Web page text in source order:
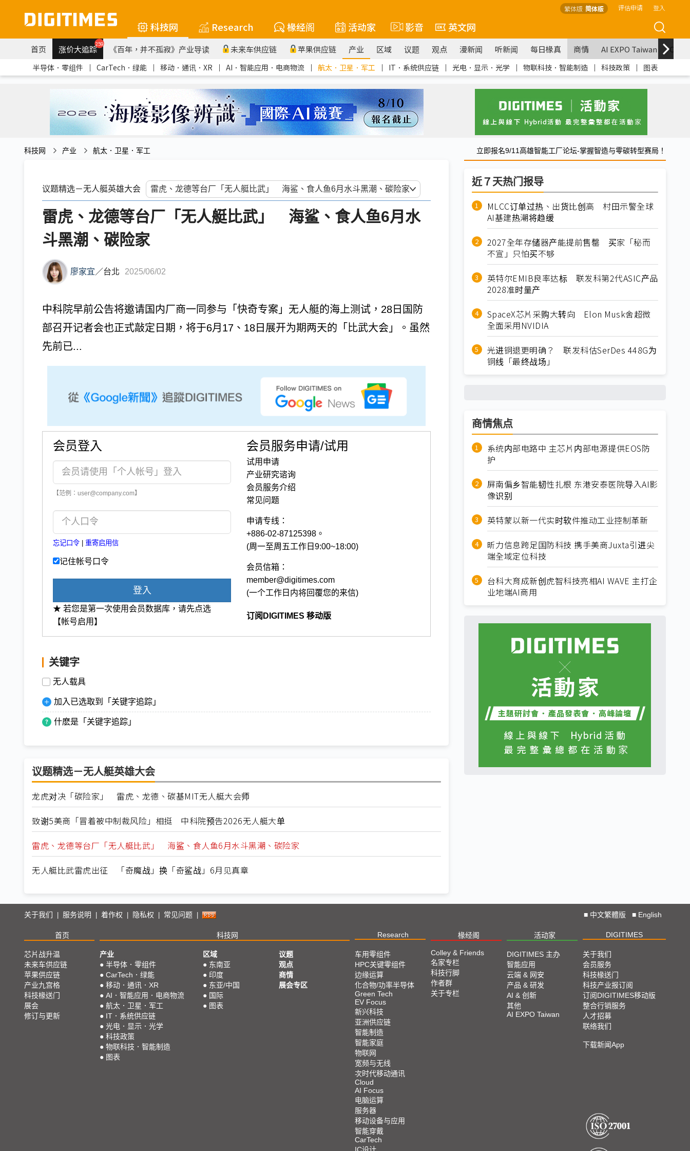
繁体版 简体版 评估申请 登入
科技网 Research 椽经阁 活动家 影音 英文网
首页 涨价大追踪259 《百年，并不孤寂》产业导读 未来车供应链 苹果供应链 产业 区域 议题 观点 漫新闻 听新闻 每日椽真 商情 AI EXPO Taiwan
半导体．零组件 ｜ CarTech．绿能 ｜ 移动．通讯．XR ｜ AI．智能应用．电商物流 ｜ 航太．卫星．军工 ｜ IT．系统供应链 ｜ 光电．显示．光学 ｜ 物联科技．智能制造 ｜ 科技政策 ｜ 图表
科技网 产业 航太．卫星．军工 立即报名9/11高雄智能工厂论坛-掌握智造与零碳转型赛局！
议题精选－无人艇英雄大会
雷虎、龙德等台厂「无人艇比武」 海鲨、食人鱼6月水
斗黑潮、碳险家
廖家宜 ／台北 2025/06/02
中科院早前公告将邀请国内厂商一同参与「快奇专案」无人艇的海上测试，28日国防
部召开记者会也正式敲定日期，将于6月17、18日展开为期两天的「比武大会」。虽然
先前已...
会员登入
【范例：user@company.com】
忘记口令 重寄启用信
记住帐号口令
登入
★ 若您是第一次使用会员数据库，请先点选
【帐号启用】
会员服务申请/试用
试用申请
产业研究谘询
会员服务介绍
常见问题
申请专线：
+886-02-87125398。
(周一至周五工作日9:00~18:00)
会员信箱：
member@digitimes.com
(一个工作日内将回覆您的来信)
订阅DIGITIMES 移动版
关键字
无人载具
加入已选取到「关键字追踪」
什麽是「关键字追踪」
议题精选－无人艇英雄大会
龙虎对决「碳险家」 雷虎、龙德、碳基MIT无人艇大会师
致谢5美商「冒着被中制裁风险」相挺 中科院预告2026无人艇大单
雷虎、龙德等台厂「无人艇比武」 海鲨、食人鱼6月水斗黑潮、碳险家
无人艇比武雷虎出征 「奇魔战」换「奇鲨战」6月见真章
近７天热门报导
MLCC订单过热、出货比创高 村田示警全球
AI基建热潮将趋缓
2027全年存储器产能提前售罄 买家「秘而
不宣」只怕买不够
英特尔EMIB良率达标 联发科第2代ASIC产品
2028准时量产
SpaceX芯片采购大转向 Elon Musk舍超微
全面采用NVIDIA
光进铜退更明确？ 联发科估SerDes 448G为
铜线「最终战场」
商情焦点
系统内部电路中 主芯片内部电源提供EOS防
护
屏南偏乡智能韧性扎根 东港安泰医院导入AI影
像识别
英特蒙以新一代实时软件推动工业控制革新
昕力信息跨足国防科技 携手美商Juxta引进尖
端全域定位科技
台科大育成新创虎智科技亮相AI WAVE 主打企
业地端AI商用
关于我们 服务说明 着作权 隐私权 常见问题 ■ 中文繁體版 ■ English
首页 科技网 Research 椽经阁 活动家 DIGITIMES
芯片战升温
未来车供应链
苹果供应链
产业九宫格
科技椽送门
展会
修订与更新
产业
● 半导体．零组件
● CarTech．绿能
● 移动．通讯．XR
● AI．智能应用．电商物流
● 航太．卫星．军工
● IT．系统供应链
● 光电．显示．光学
● 科技政策
● 物联科技．智能制造
● 图表
区域
● 东南亚
● 印度
● 东亚/中国
● 国际
● 图表
议题
观点
商情
展会专区
车用零组件
HPC关键零组件
边缘运算
化合物/功率半导体
Green Tech
EV Focus
新兴科技
亚洲供应链
智能制造
智能家庭
物联网
宽频与无线
次时代移动通讯
Cloud
AI Focus
电脑运算
服务器
移动设备与应用
智能穿戴
CarTech
Colley & Friends
名家专栏
科技行脚
作者群
关于专栏
DIGITIMES 主办
智能应用
云端 & 网安
产品 & 研发
AI & 创新
其他
AI EXPO Taiwan
关于我们
会员服务
科技椽送门
科技产业报订阅
订阅DIGITIMES移动版
整合行销服务
人才招募
联络我们
下载新闻App